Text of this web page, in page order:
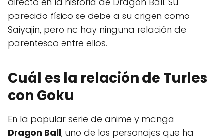
parecido físico se debe a su origen como
Saiyajin, pero no hay ninguna relación de
parentesco entre ellos.
Cuál es la relación de Turles
con Goku
En la popular serie de anime y manga
Dragon Ball, uno de los personajes que ha